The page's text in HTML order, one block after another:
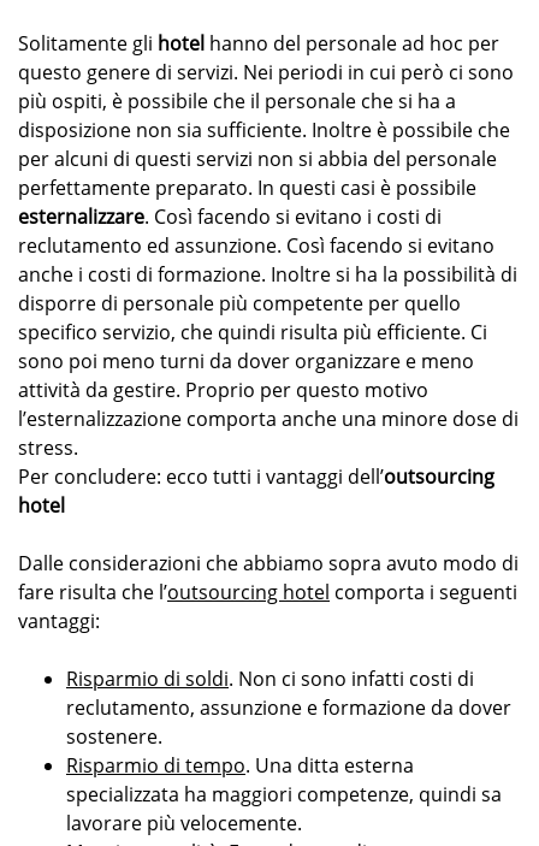
Solitamente gli hotel hanno del personale ad hoc per
questo genere di servizi. Nei periodi in cui però ci sono
più ospiti, è possibile che il personale che si ha a
disposizione non sia sufficiente. Inoltre è possibile che
per alcuni di questi servizi non si abbia del personale
perfettamente preparato. In questi casi è possibile
esternalizzare. Così facendo si evitano i costi di
reclutamento ed assunzione. Così facendo si evitano
anche i costi di formazione. Inoltre si ha la possibilità di
disporre di personale più competente per quello
specifico servizio, che quindi risulta più efficiente. Ci
sono poi meno turni da dover organizzare e meno
attività da gestire. Proprio per questo motivo
l’esternalizzazione comporta anche una minore dose di
stress.
Per concludere: ecco tutti i vantaggi dell’outsourcing
hotel
Dalle considerazioni che abbiamo sopra avuto modo di
fare risulta che l’outsourcing hotel comporta i seguenti
vantaggi:
Risparmio di soldi. Non ci sono infatti costi di
reclutamento, assunzione e formazione da dover
sostenere.
Risparmio di tempo. Una ditta esterna
specializzata ha maggiori competenze, quindi sa
lavorare più velocemente.